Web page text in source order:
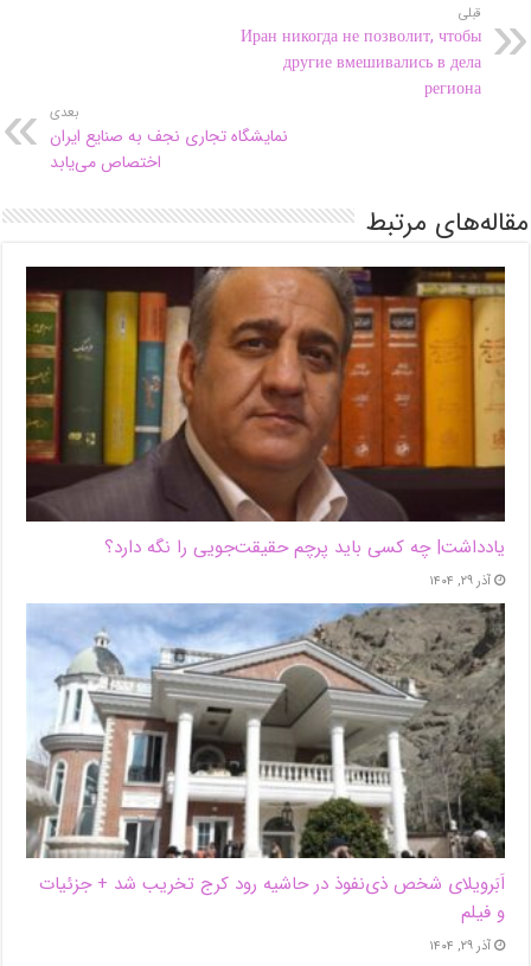
قبلی
Иран никогда не позволит, чтобы
другие вмешивались в дела
региона
بعدی
نمایشگاه تجاری نجف به صنایع ایران
اختصاص می‌یابد
مقاله‌های مرتبط
یادداشت| ‌چه کسی باید پرچم حقیقت‌جویی را نگه دارد؟
آذر ۲۹, ۱۴۰۴
اَبَر‌ویلای شخص ذی‌نفوذ در حاشیه‌ رود کرج تخریب شد + جزئیات
و فیلم
آذر ۲۹, ۱۴۰۴